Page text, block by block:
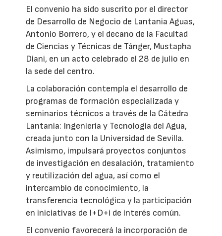
El convenio ha sido suscrito por el director
de Desarrollo de Negocio de Lantania Aguas,
Antonio Borrero, y el decano de la Facultad
de Ciencias y Técnicas de Tánger, Mustapha
Diani, en un acto celebrado el 28 de julio en
la sede del centro.
La colaboración contempla el desarrollo de
programas de formación especializada y
seminarios técnicos a través de la Cátedra
Lantania: Ingeniería y Tecnología del Agua,
creada junto con la Universidad de Sevilla.
Asimismo, impulsará proyectos conjuntos
de investigación en desalación, tratamiento
y reutilización del agua, así como el
intercambio de conocimiento, la
transferencia tecnológica y la participación
en iniciativas de I+D+i de interés común.
El convenio favorecerá la incorporación de